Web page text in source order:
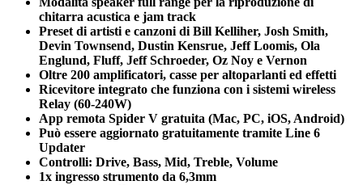
chitarra acustica e jam track
Preset di artisti e canzoni di Bill Kelliher, Josh Smith,
Devin Townsend, Dustin Kensrue, Jeff Loomis, Ola
Englund, Fluff, Jeff Schroeder, Oz Noy e Vernon
Oltre 200 amplificatori, casse per altoparlanti ed effetti
Ricevitore integrato che funziona con i sistemi wireless
Relay (60-240W)
App remota Spider V gratuita (Mac, PC, iOS, Android)
Può essere aggiornato gratuitamente tramite Line 6
Updater
Controlli: Drive, Bass, Mid, Treble, Volume
1x ingresso strumento da 6,3mm